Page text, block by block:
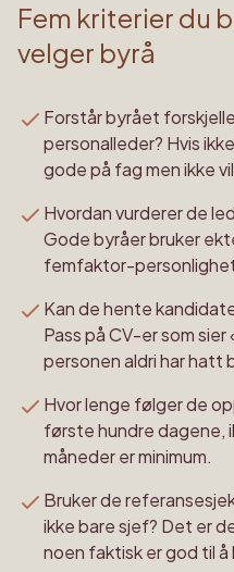
Fem kriterier du
velger byrå
Forstår byrået
personalleder? Hvis
gode på fag men ikke
Hvordan vurderer de
Gode byråer bruker
femfaktor-
Kan de hente
Pass på CV-er som
personen aldri har hatt
Hvor lenge følger de
første hundre dagene,
måneder er minimum.
Bruker de
ikke bare sjef? Det er
noen faktisk er god til å